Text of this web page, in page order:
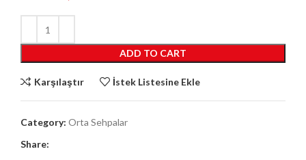
ADD TO CART
Karşılaştır İstek Listesine Ekle
Category: Orta Sehpalar
Share: